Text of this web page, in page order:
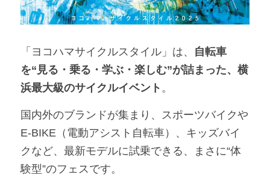
「ヨコハマサイクルスタイル」は、 自転車
を“見る・乗る・学ぶ・楽しむ”が詰まった、横
浜最大級のサイクルイベント 。
国内外のブランドが集まり、スポーツバイクや
E-BIKE（電動アシスト自転車）、キッズバイ
クなど、最新モデルに試乗できる、まさに“体
験型”のフェスです。